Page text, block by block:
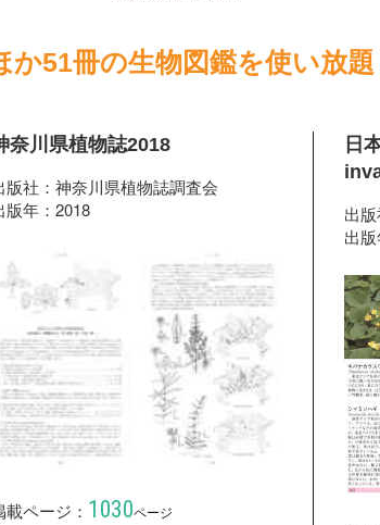
か51冊の生物図鑑を使い放題
奈川県植物誌2018
版社：神奈川県植物誌調査会
版年：2018
載ページ： 1030ページ
日
出
出